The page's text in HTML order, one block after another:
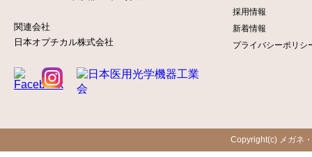
関連会社
日本オプチカル株式会社
採用情報
新着情報
プライバシーポリシ
Copyright(c) メガネ